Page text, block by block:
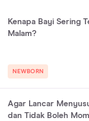
Kenapa Bayi Sering
Malam?
NEWBORN
Agar Lancar
dan Tidak Boleh